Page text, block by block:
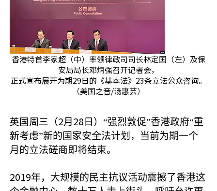
香港特首李家超（中）率领律政司司长林定国（左）及保
安局局长邓炳强召开记者会，
正式宣布展开为期29日的《基本法》23条立法公众咨询。
（美国之音/汤惠芸）
英国周三（2月 28 日）“强烈敦促”香港政府“重
新考虑”新的国家安全法计划，当前为期一个
月的立法磋商即将结束。
2019年，大规模的民主抗议活动震撼了香港这